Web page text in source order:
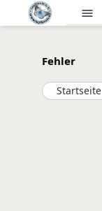
menu
Fehler
Startseite